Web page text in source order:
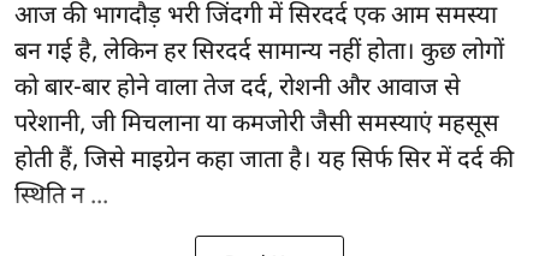
आज की भागदौड़ भरी जिंदगी में सिरदर्द एक आम समस्या
बन गई है, लेकिन हर सिरदर्द सामान्य नहीं होता। कुछ लोगों
को बार-बार होने वालातेज दर्द, रोशनी और आवाज से
परेशानी, जी मिचलाना या कमजोरी जैसी समस्याएं महसूस
होती हैं, जिसे माइग्रेन कहा जाता है। यह सिर्फ सिर में दर्द की
स्थिति न ...